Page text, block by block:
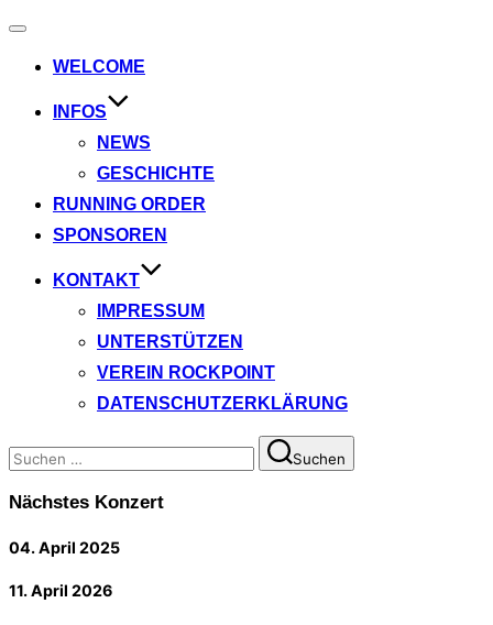
Navigation
WELCOME
INFOS
NEWS
GESCHICHTE
RUNNING ORDER
SPONSOREN
KONTAKT
IMPRESSUM
UNTERSTÜTZEN
VEREIN ROCKPOINT
DATENSCHUTZERKLÄRUNG
Suchen
nach:
Suchen
Nächstes Konzert
04. April 2025
11. April 2026